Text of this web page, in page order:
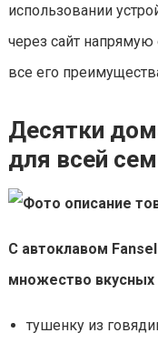
использовании
через сайт напрямую
все его
Десятки
для всей
С автоклавом
множество
тушенку из